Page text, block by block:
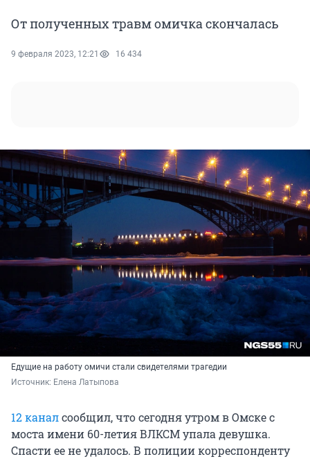
От полученных травм омичка скончалась
9 февраля 2023, 12:21 16 434
Едущие на работу омичи стали свидетелями трагедии
Источник: Елена Латыпова
12 каналсообщил, что сегодня утром в Омске с
моста имени 60-летия ВЛКСМ упала девушка.
Спасти ее не удалось. В полиции корреспонденту